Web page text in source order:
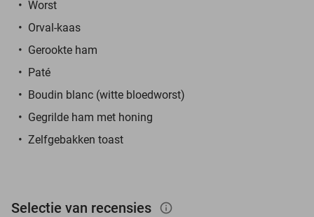
Worst
Orval-kaas
Gerookte ham
Paté
Boudin blanc (witte bloedworst)
Gegrilde ham met honing
Zelfgebakken toast
Selectie van recensies info_outlined